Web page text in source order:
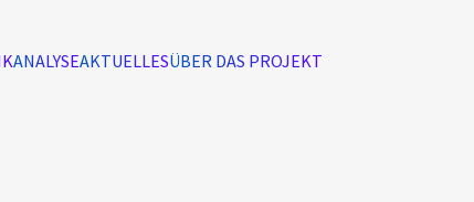
ANALYSEAKTUELLESÜBER DAS PROJEKT